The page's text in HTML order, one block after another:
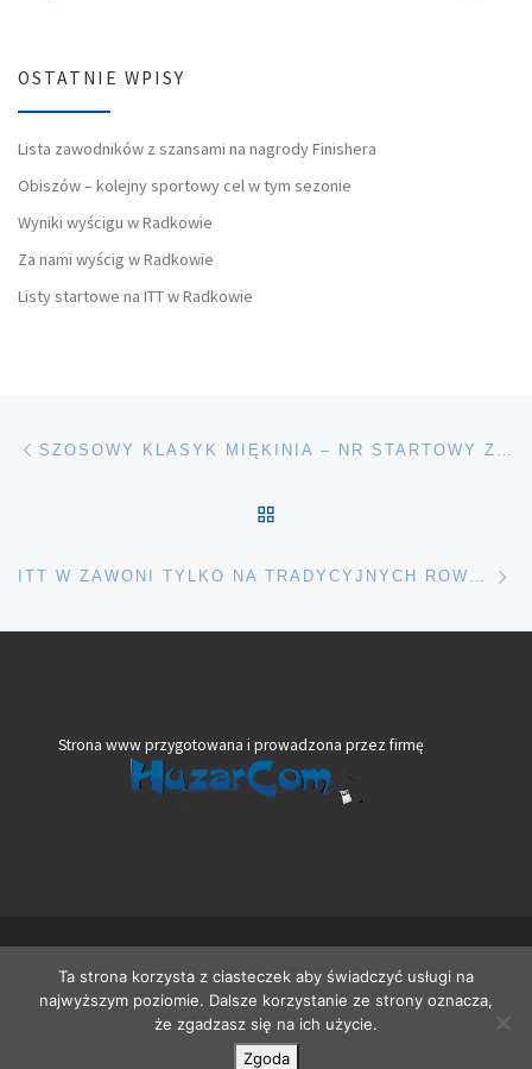
OSTATNIE WPISY
Lista zawodników z szansami na nagrody Finishera
Obiszów – kolejny sportowy cel w tym sezonie
Wyniki wyścigu w Radkowie
Za nami wyścig w Radkowie
Listy startowe na ITT w Radkowie
Nawigacja wpisu
ITT W ZAWONI TYLKO NA TRADYCYJNYCH ROWERACH
Strona www przygotowana i prowadzona przez firmę
Oparte naWP – Zaprojektowano z Motyw Customizr
Ta strona korzysta z ciasteczek aby świadczyć usługi na
najwyższym poziomie. Dalsze korzystanie ze strony oznacza,
że zgadzasz się na ich użycie.
Zgoda